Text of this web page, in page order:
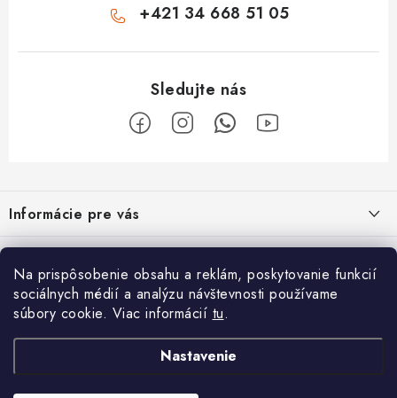
Na prispôsobenie obsahu a reklám, poskytovanie funkcií
sociálnych médií a analýzu návštevnosti používame
súbory cookie. Viac informácií tu.
Nastavenie
+421 34 668 51 05
p
ä
Informácie pre vás
Obchodné podmienky
Odstúpenie od zmluvy
Reklamačný poriadok
Podmienky ochrany osobných údajov
Vyrábame sauny na mieru
Špecialista na vírivky, sauny, bazénové príslušenstvo
Užitočne informácie
Krištáľovo čistá voda v bazéne po celé leto
Prijímame online platby